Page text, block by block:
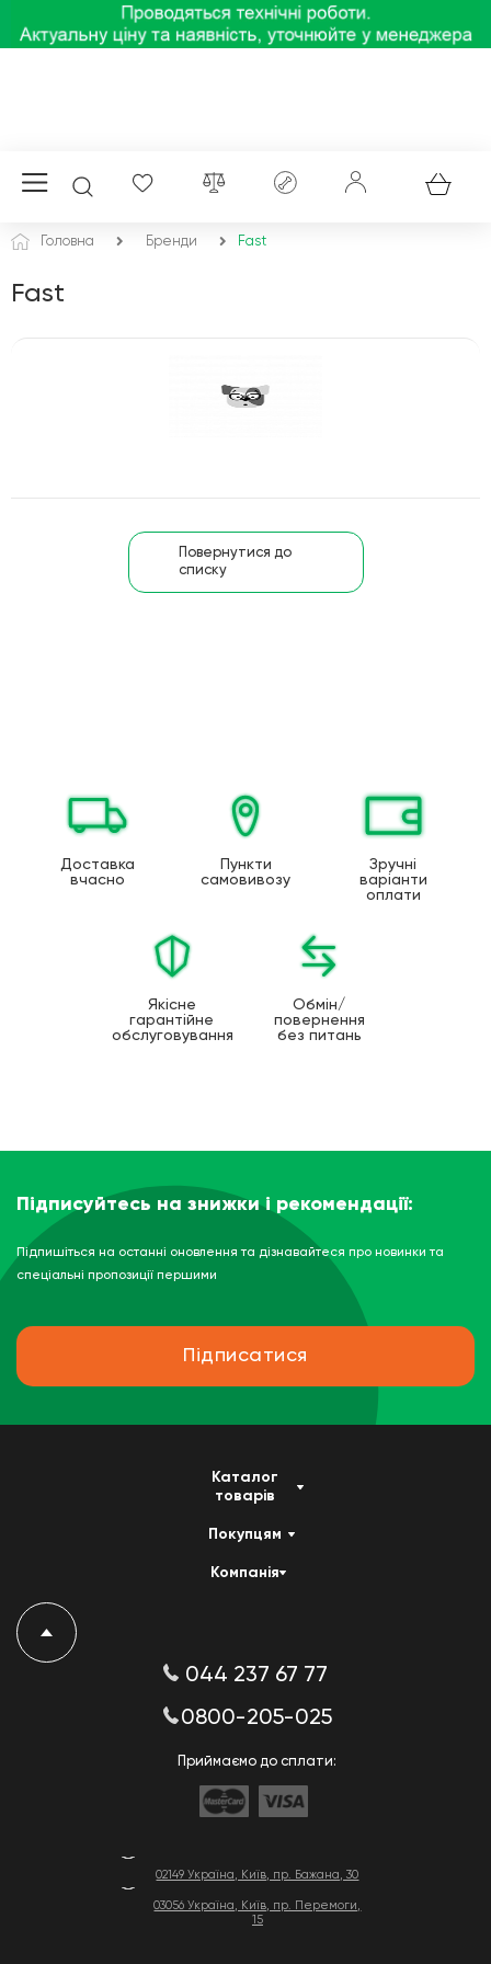
Головна Бренди Fast
Fast
Повернутися до
списку
Доставка
вчасно
Пункти
самовивозу
Зручні
варіанти
оплати
Якісне
гарантійне
обслуговування
Обмін/
повернення
без питань
Підписуйтесь на знижки і рекомендації:
Підпишіться на останні оновлення та дізнавайтеся про новинки та
спеціальні пропозиції першими
Підписатися
02149 Україна, Київ, пр. Бажана, 30
03056 Україна, Київ, пр. Перемоги,
15
Каталог
товарів
Покупцям
Компанія
044 237 67 77
0800-205-025
Приймаємо до сплати: